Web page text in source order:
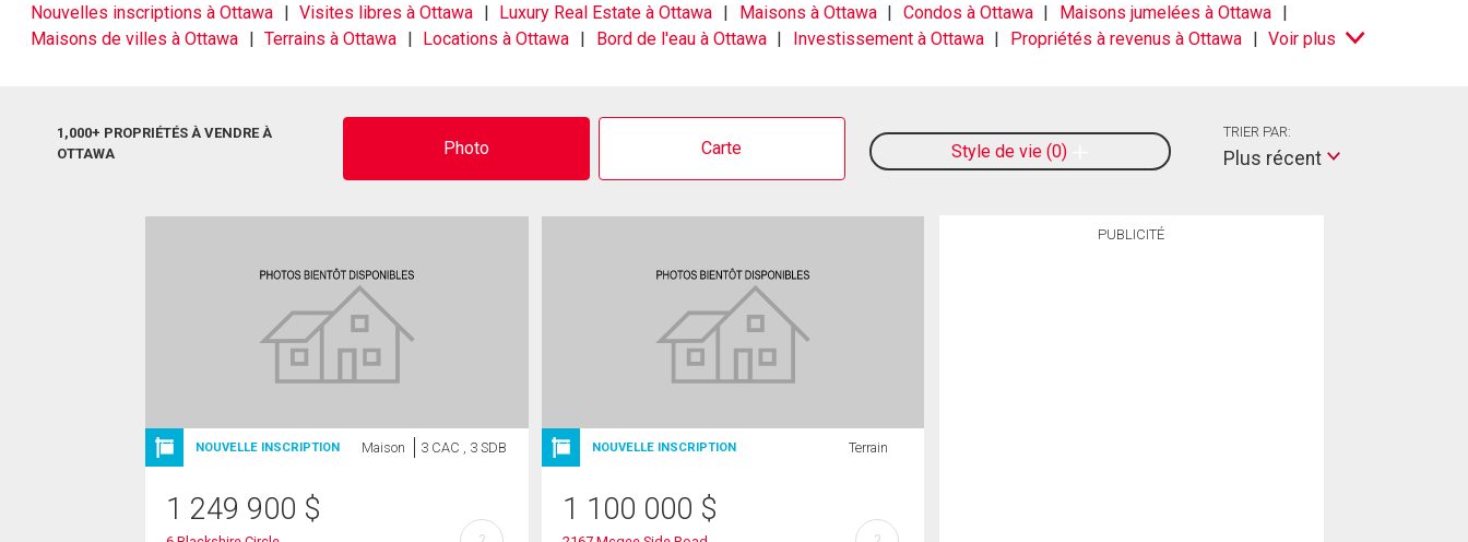
Nouvelles inscriptions à Ottawa Visites libres à Ottawa Luxury Real Estate à Ottawa Maisons à Ottawa Condos à Ottawa
Maisons jumelées à Ottawa
Maisons de villes à Ottawa
Terrains à Ottawa Locations à Ottawa Bord de l'eau à Ottawa Investissement à Ottawa Propriétés à revenus à Ottawa Voir plus
1,000+ PROPRIÉTÉS À VENDRE À
OTTAWA
Photo Carte Style de vie 0
TRIER PAR:
Plus récent
PUBLICITÉ
NOUVELLE INSCRIPTION Maison 3 CAC , 3 SDB
1 249 900 $
NOUVELLE INSCRIPTION Terrain
1 100 000 $